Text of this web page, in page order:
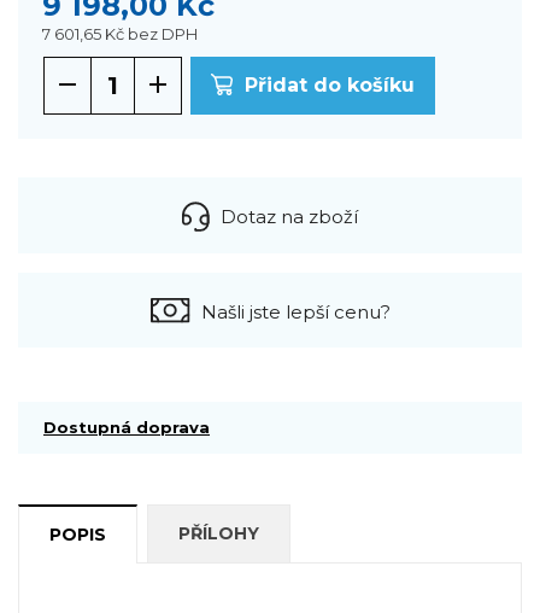
7 601,65 Kč bez DPH
Přidat do košíku
Dotaz na zboží
Našli jste lepší cenu?
Dostupná doprava
POPIS PŘÍLOHY